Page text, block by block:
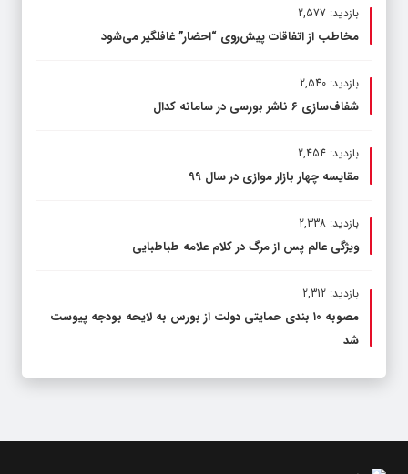
بازدید: 2,577
مخاطب از اتفاقات پیش‌روی “احضار” غافلگیر می‌شود
بازدید: 2,540
شفاف‌سازی ۶ ناشر بورسی در سامانه کدال
بازدید: 2,454
مقایسه چهار بازار موازی در سال ۹۹
بازدید: 2,338
ویژگی عالم پس از مرگ در کلام علامه طباطبایی
بازدید: 2,312
مصوبه ۱۰ بندی حمایتی دولت از بورس به لایحه بودجه پیوست
شد